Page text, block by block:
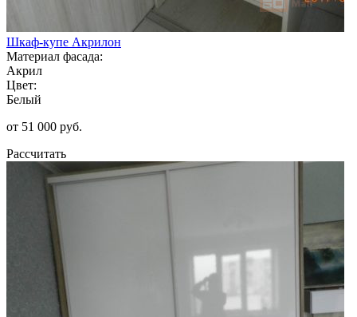
Шкаф-купе Акрилон
Материал фасада:
Акрил
Цвет:
Белый
от 51 000 руб.
Рассчитать